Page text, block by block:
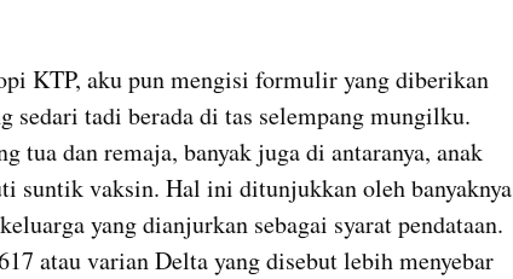
KTP, aku pun mengisi formulir yang diberikan
sedari tadi berada di tas selempang mungilku.
tua dan remaja, banyak juga di antaranya, anak
suntik vaksin. Hal ini ditunjukkan oleh banyaknya
yang dianjurkan sebagai syarat pendataan.
atau varian Delta yang disebut lebih menyebar